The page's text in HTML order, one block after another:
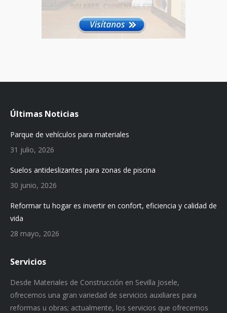
Últimas Noticias
Parque de vehículos para materiales
31 julio, 2026
Suelos antideslizantes para zonas de piscina
30 junio, 2026
Reformar tu hogar es invertir en confort, eficiencia y calidad de
vida
28 mayo, 2026
Servicios
Desde Materiales de Construcción en Sevilla Josele,
ofrecemos una gran variedad de servicios auxiliares para
reformas u obras; actualmente, los servicios que ofrecemos